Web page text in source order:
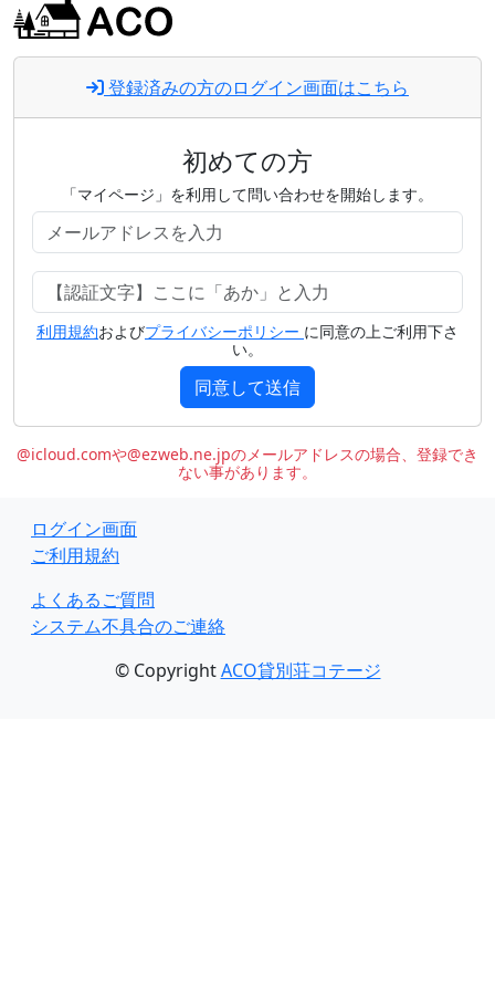
登録済みの方のログイン画面はこちら
初めての方
「マイページ」を利用して問い合わせを開始します。
利用規約およびプライバシーポリシー に同意の上ご利用下さ
い。
同意して送信
@icloud.comや@ezweb.ne.jpのメールアドレスの場合、登録でき
ない事があります。
ログイン画面
ご利用規約
よくあるご質問
システム不具合のご連絡
© CopyrightACO貸別荘コテージ